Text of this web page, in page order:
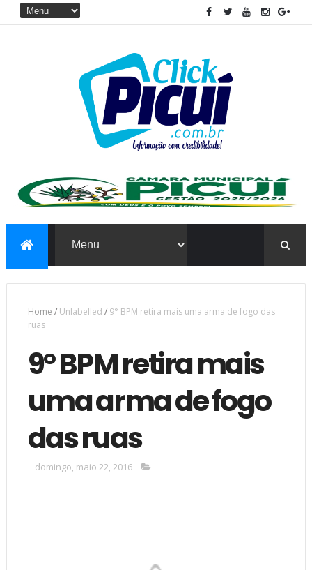
Home /Unlabelled / 9° BPM retira mais uma arma de fogo das
ruas
9° BPM retira mais
uma arma de fogo
das ruas
domingo, maio 22, 2016